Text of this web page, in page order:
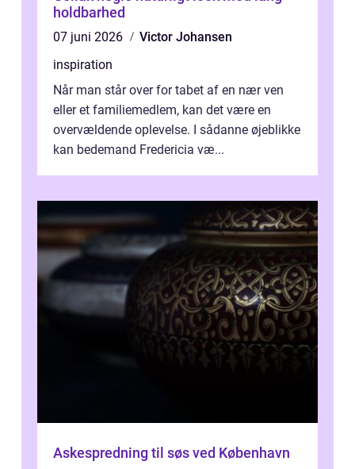
holdbarhed
07 juni 2026
Victor Johansen
inspiration
Når man står over for tabet af en nær ven
eller et familiemedlem, kan det være en
overvældende oplevelse. I sådanne øjeblikke
kan bedemand Fredericia væ...
Askespredning til søs ved København